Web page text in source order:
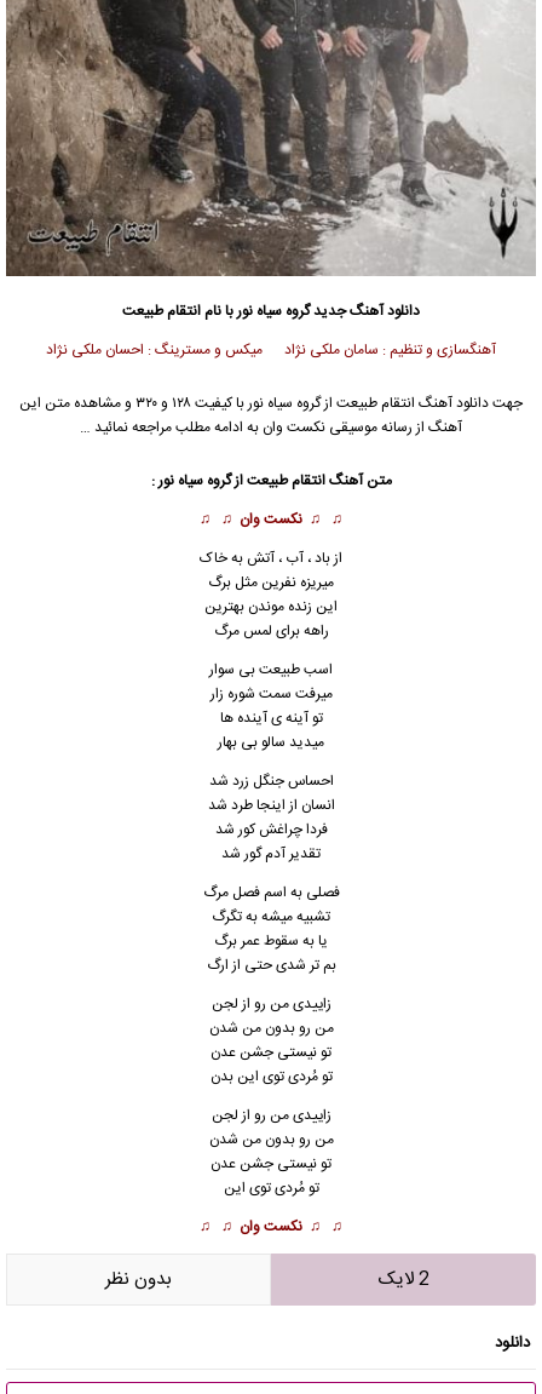
دانلود آهنگ جدیدگروه سیاه نور با نام انتقام طبیعت
آهنگسازی و تنظیم : سامان ملکی نژاد میکس و مسترینگ : احسان ملکی نژاد
جهت دانلود آهنگ انتقام طبیعت از گروه سیاه نور با کیفیت ۱۲۸ و ۳۲۰ و مشاهده متن این
آهنگ از رسانه موسیقی نکست وان به ادامه مطلب مراجعه نمائید …
متن آهنگ انتقام طبیعت از گروه سیاه نور :
♫ ♫ نکست وان ♫ ♫
از باد ، آب ، آتش به خاک
میریزه نفرین مثل برگ
این زنده موندن بهترین
راهه برای لمس مرگ
اسب طبیعت بی سوار
میرفت سمت شوره زار
تو آینه ی آینده ها
میدید سالو بی بهار
احساس جنگل زرد شد
انسان از اینجا طرد شد
فردا چراغش کور شد
تقدیر آدم گور شد
فصلی به اسم فصل مرگ
تشبیه میشه به تگرگ
یا به سقوط عمر برگ
بم تر شدی حتی از ارگ
زاییدی من رو از لجن
من رو بدون من شدن
تو نیستی جشن عدن
تو مُردی توی این بدن
زاییدی من رو از لجن
من رو بدون من شدن
تو نیستی جشن عدن
تو مُردی توی این
♫ ♫ نکست وان ♫ ♫
2 لایک بدون نظر
دانلود